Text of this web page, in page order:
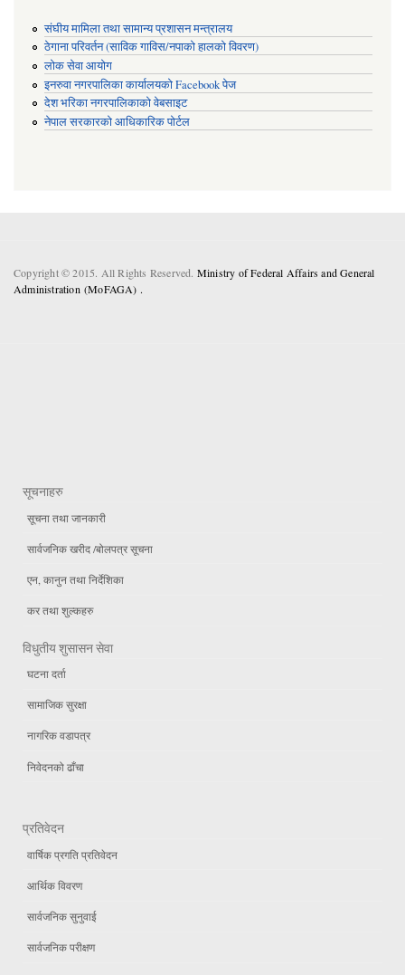
संघीय मामिला तथा सामान्य प्रशासन मन्त्रालय
ठेगाना परिवर्तन (साविक गाविस/नपाको हालको विवरण)
लोक सेवा आयोग
इनरुवा नगरपालिका कार्यालयको Facebook पेज
देश भरिका नगरपालिकाको वेबसाइट
नेपाल सरकारको आधिकारिक पोर्टल
Copyright © 2015. All Rights Reserved. Ministry of Federal Affairs and General
Administration (MoFAGA) .
सूचनाहरु
सूचना तथा जानकारी
सार्वजनिक खरीद /बोलपत्र सूचना
एन, कानुन तथा निर्देशिका
कर तथा शुल्कहरु
विधुतीय शुसासन सेवा
घटना दर्ता
सामाजिक सुरक्षा
नागरिक वडापत्र
निवेदनको ढाँचा
प्रतिवेदन
वार्षिक प्रगति प्रतिवेदन
आर्थिक विवरण
सार्वजनिक सुनुवाई
सार्वजनिक परीक्षण